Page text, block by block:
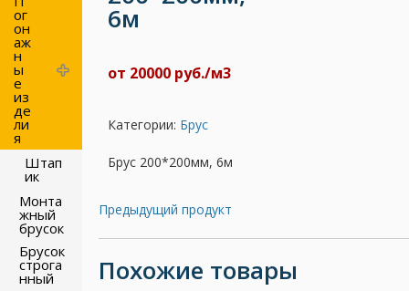
ог
он
аж
н
ы
е
из
де
ли
я
Штап
ик
Монта
жный
брусок
Брусок
строга
нный
6м
от 20000 руб./м3
Категории: Брус
Брус 200*200мм, 6м
Предыдущий продукт
Похожие товары